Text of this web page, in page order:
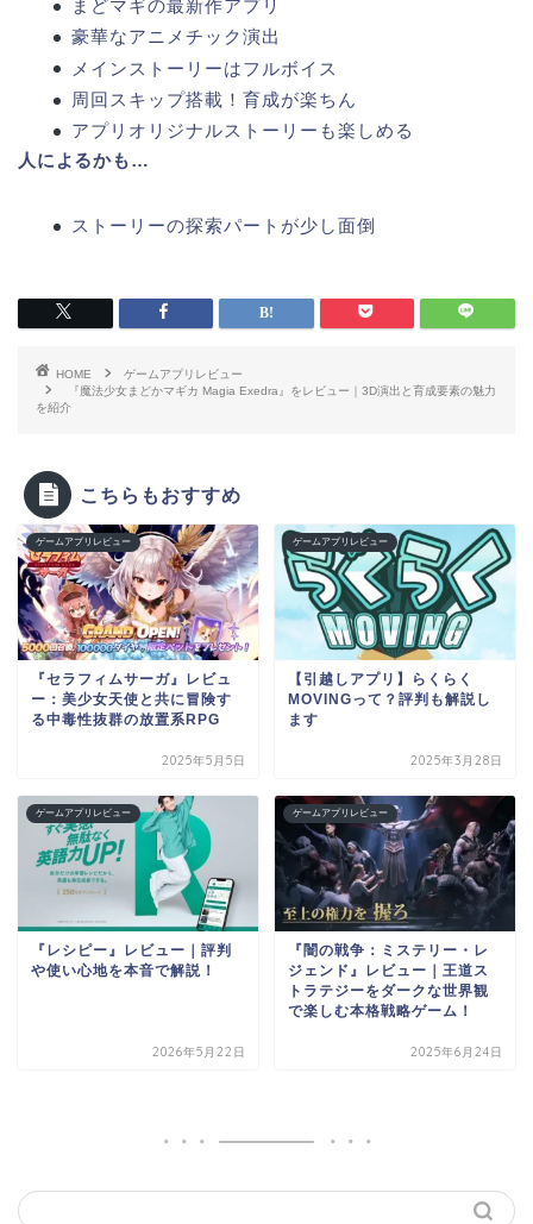
まどマギの最新作アプリ
豪華なアニメチック演出
メインストーリーはフルボイス
周回スキップ搭載！育成が楽ちん
アプリオリジナルストーリーも楽しめる
人によるかも…
ストーリーの探索パートが少し面倒
HOME
ゲームアプリレビュー
『魔法少女まどかマギカ Magia Exedra』をレビュー｜3D演出と育成要素の魅力
を紹介
こちらもおすすめ
ゲームアプリレビュー
『セラフィムサーガ』レビュ
ー：美少女天使と共に冒険す
る中毒性抜群の放置系RPG
2025年5月5日
ゲームアプリレビュー
【引越しアプリ】らくらく
MOVINGって？評判も解説し
ます
2025年3月28日
ゲームアプリレビュー
『レシピー』レビュー｜評判
や使い心地を本音で解説！
2026年5月22日
ゲームアプリレビュー
『闇の戦争：ミステリー・レ
ジェンド』レビュー｜王道ス
トラテジーをダークな世界観
で楽しむ本格戦略ゲーム！
2025年6月24日